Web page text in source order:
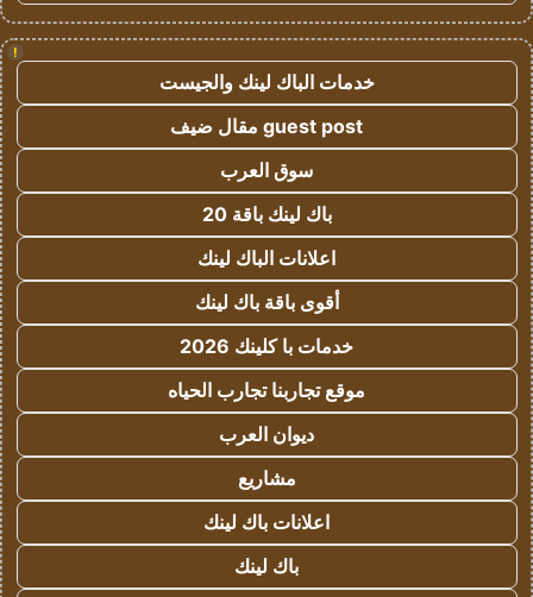
!
خدمات الباك لينك والجيست
guest post مقال ضيف
سوق العرب
باك لينك باقة 20
اعلانات الباك لينك
أقوى باقة باك لينك
خدمات با كلينك 2026
موقع تجاربنا تجارب الحياه
ديوان العرب
مشاريع
اعلانات باك لينك
باك لينك